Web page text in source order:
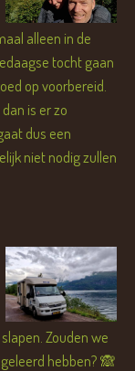
alleen in de
tocht gaan
op voorbereid.
is er zo
dus een
niet nodig zullen
Zouden we
hebben? 🙈